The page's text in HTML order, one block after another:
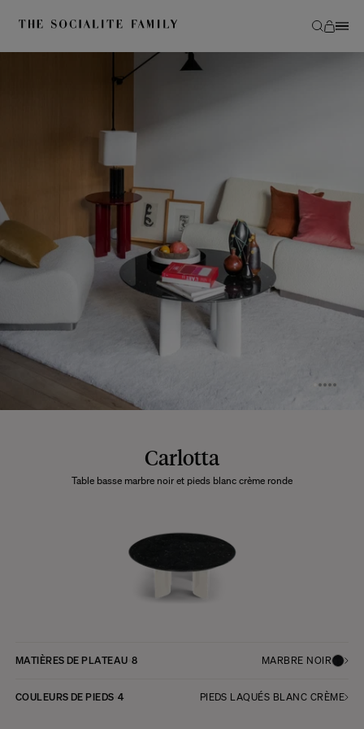
Carlotta
Table basse marbre noir et pieds blanc crème ronde
MATIÈRES DE PLATEAU 8 MARBRE NOIR
COULEURS DE PIEDS 4 PIEDS LAQUÉS BLANC CRÈME